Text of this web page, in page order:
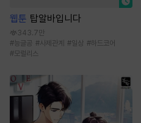
웹툰 탑알바입니다
343.7만
#능글공 #사제관계 #일상 #하드코어
#모럴리스